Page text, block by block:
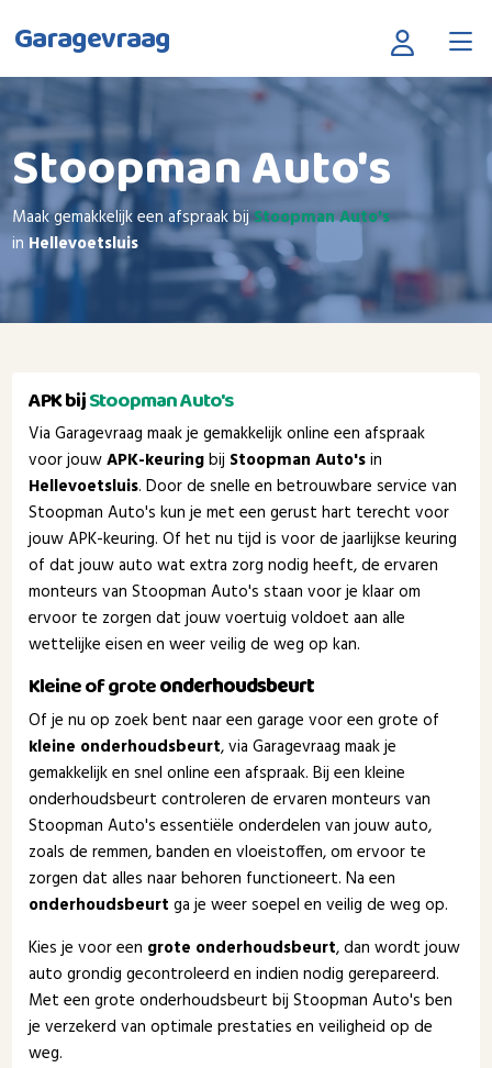
Garagevraag
Stoopman Auto's
Maak gemakkelijk een afspraak bijStoopman Auto's
in Hellevoetsluis
APK bijStoopman Auto's
Via Garagevraag maak je gemakkelijk online een afspraak
voor jouwAPK-keuringbij Stoopman Auto'sin
Hellevoetsluis. Door de snelle en betrouwbare service van
Stoopman Auto's kun je met een gerust hart terecht voor
jouw APK-keuring. Of het nu tijd is voor de jaarlijkse keuring
of dat jouw auto wat extra zorg nodig heeft, de ervaren
monteurs van Stoopman Auto's staan voor je klaar om
ervoor te zorgen dat jouw voertuig voldoet aan alle
wettelijke eisen en weer veilig de weg op kan.
Kleine of groteonderhoudsbeurt
Of je nu op zoek bent naar een garage voor een grote of
kleine onderhoudsbeurt, via Garagevraag maak je
gemakkelijk en snel online een afspraak. Bij een kleine
onderhoudsbeurt controleren de ervaren monteurs van
Stoopman Auto's essentiële onderdelen van jouw auto,
zoals de remmen, banden en vloeistoffen, om ervoor te
zorgen dat alles naar behoren functioneert. Na een
onderhoudsbeurt ga je weer soepel en veilig de weg op.
Kies je voor een grote onderhoudsbeurt, dan wordt jouw
auto grondig gecontroleerd en indien nodig gerepareerd.
Met een grote onderhoudsbeurt bij Stoopman Auto's ben
je verzekerd van optimale prestaties en veiligheid op de
weg.